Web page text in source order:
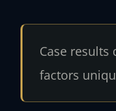
Case results
factors